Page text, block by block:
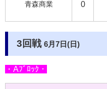
青森商業 0
3回戦 6月7日(日)
・Aﾌﾞﾛｯｸ・